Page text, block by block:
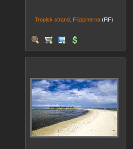
Tropisk strand, Filippinerna (RF)